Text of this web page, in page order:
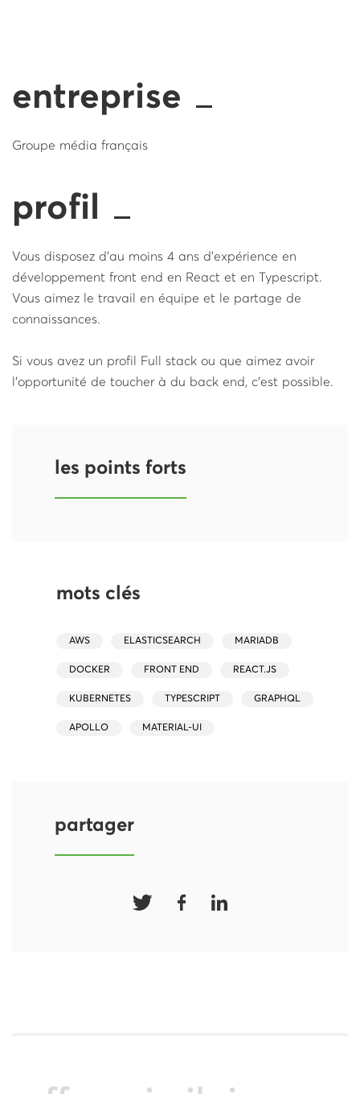
entreprise
Groupe média français
profil
Vous disposez d'au moins 4 ans d'expérience en
développement front end en React et en Typescript.
Vous aimez le travail en équipe et le partage de
connaissances.
Si vous avez un profil Full stack ou que aimez avoir
l'opportunité de toucher à du back end, c'est possible.
les points forts
mots clés
AWS ELASTICSEARCH MARIADB
DOCKER FRONT END REACT.JS
KUBERNETES TYPESCRIPT GRAPHQL
APOLLO MATERIAL-UI
partager